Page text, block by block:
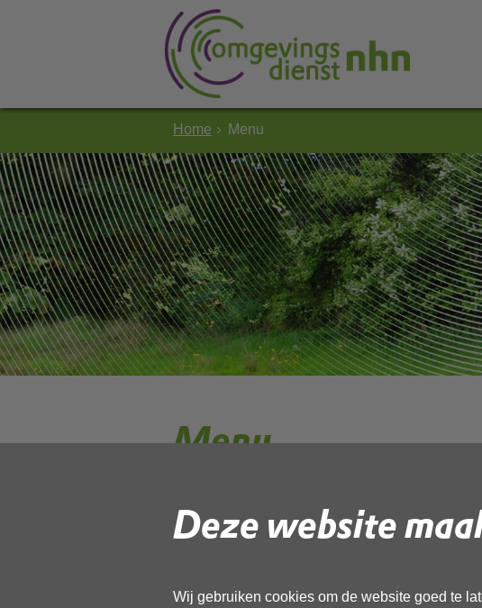
Deze website
Wij gebruiken cookies om de website goed te
Home Menu
Menu